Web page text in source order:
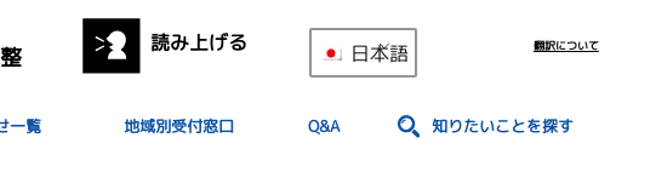
読み上げる 日本語 翻訳について
一覧 地域別受付窓口 Q&A 知りたいことを探す